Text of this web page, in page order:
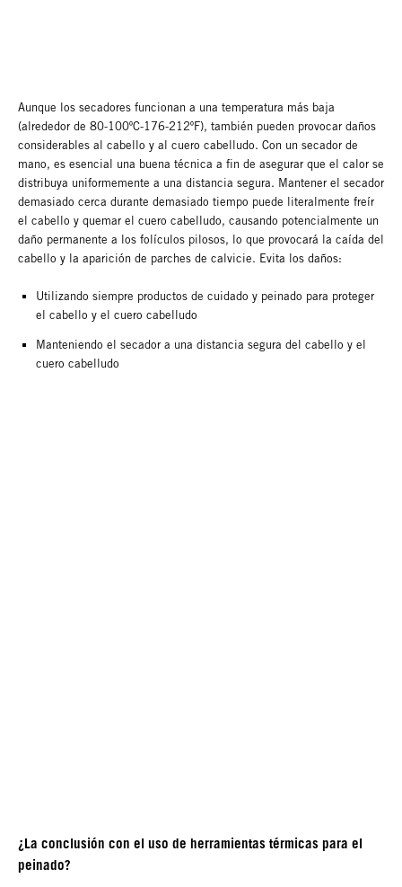
Aunque los secadores funcionan a una temperatura más baja
(alrededor de 80-100ºC-176-212ºF), también pueden provocar daños
considerables al cabello y al cuero cabelludo. Con un secador de
mano, es esencial una buena técnica a fin de asegurar que el calor se
distribuya uniformemente a una distancia segura. Mantener el secador
demasiado cerca durante demasiado tiempo puede literalmente freír
el cabello y quemar el cuero cabelludo, causando potencialmente un
daño permanente a los folículos pilosos, lo que provocará la caída del
cabello y la aparición de parches de calvicie. Evita los daños:
Utilizando siempre productos de cuidado y peinado para proteger
el cabello y el cuero cabelludo
Manteniendo el secador a una distancia segura del cabello y el
cuero cabelludo
¿La conclusión con el uso de herramientas térmicas para el
peinado?